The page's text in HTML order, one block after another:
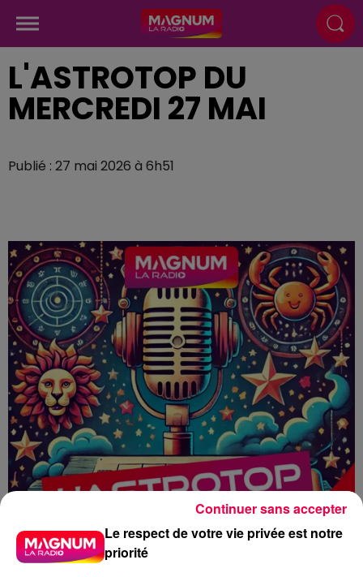
L'ASTROTOP DU
MERCREDI 27 MAI
Publié : 27 mai 2026 à 6h51
Le respect de votre vie privée est notre
priorité
Continuer sans accepter